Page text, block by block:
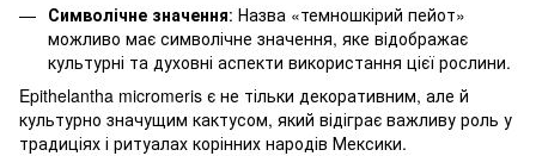
Символічне значення: Назва «темношкірий пейот»
можливо має символічне значення, яке відображає
культурні та духовні аспекти використання цієї рослини.
Epithelantha micromeris є не тільки декоративним, але й
культурно значущим кактусом, який відіграє важливу роль у
традиціях і ритуалах корінних народів Мексики.